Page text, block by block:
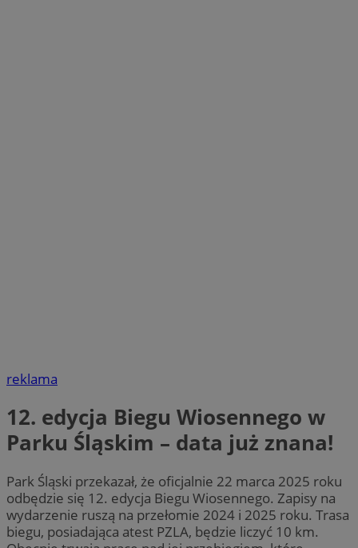
reklama
12. edycja Biegu Wiosennego w
Parku Śląskim – data już znana!
Park Śląski przekazał, że oficjalnie 22 marca 2025 roku
odbędzie się 12. edycja Biegu Wiosennego. Zapisy na
wydarzenie ruszą na przełomie 2024 i 2025 roku. Trasa
biegu, posiadająca atest PZLA, będzie liczyć 10 km.